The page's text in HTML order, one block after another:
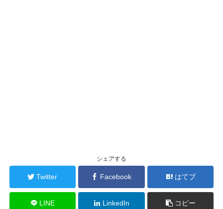
シェアする
Twitter Facebook はてブ
LINE LinkedIn コピー